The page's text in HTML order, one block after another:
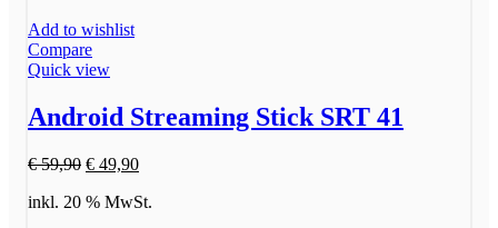
Add to wishlist
Compare
Quick view
Android Streaming Stick SRT 41
€59,90 Ursprünglicher
war:
€ 49,90Aktueller
ist:
inkl. 20 % MwSt.